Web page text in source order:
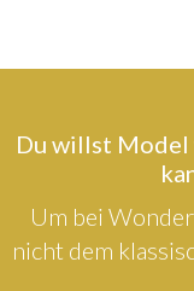
Du willst Model
Um bei
nicht dem